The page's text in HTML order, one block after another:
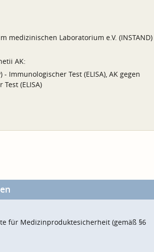
Laboratorium e.V. (INSTAND)
AK:
Immunologischer Test (ELISA), AK gegen
(ELISA)
für Medizinproduktesicherheit (gemäß §6